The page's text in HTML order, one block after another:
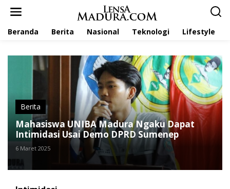
Beranda Berita Nasional Teknologi Lifestyle
Berita
Mahasiswa UNIBA Madura Ngaku Dapat
Intimidasi Usai Demo DPRD Sumenep
6 Maret 2025